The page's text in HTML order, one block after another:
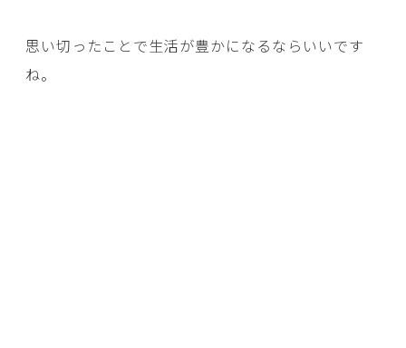
思い切ったことで生活が豊かになるならいいです
ね。